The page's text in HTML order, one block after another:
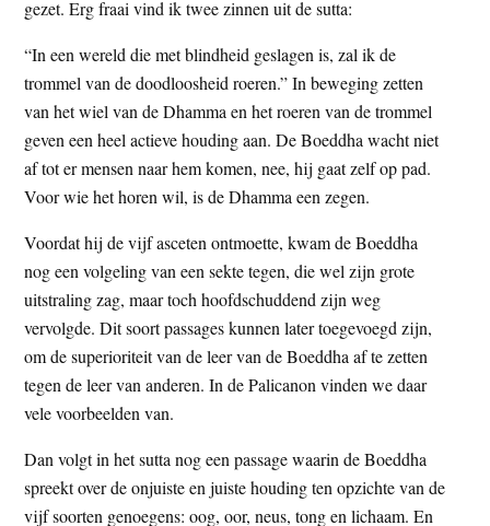
gezet. Erg fraai vind ik twee zinnen uit de sutta:
“In een wereld die met blindheid geslagen is, zal ik de
trommel van de doodloosheid roeren.” In beweging zetten
van het wiel van de Dhamma en het roeren van de trommel
geven een heel actieve houding aan. De Boeddha wacht niet
af tot er mensen naar hem komen, nee, hij gaat zelf op pad.
Voor wie het horen wil, is de Dhamma een zegen.
Voordat hij de vijf asceten ontmoette, kwam de Boeddha
nog een volgeling van een sekte tegen, die wel zijn grote
uitstraling zag, maar toch hoofdschuddend zijn weg
vervolgde. Dit soort passages kunnen later toegevoegd zijn,
om de superioriteit van de leer van de Boeddha af te zetten
tegen de leer van anderen. In de Palicanon vinden we daar
vele voorbeelden van.
Dan volgt in het sutta nog een passage waarin de Boeddha
spreekt over de onjuiste en juiste houding ten opzichte van de
vijf soorten genoegens: oog, oor, neus, tong en lichaam. En